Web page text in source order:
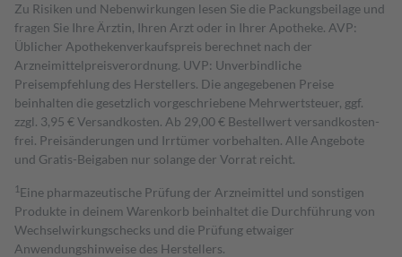
Zu Risiken und Nebenwirkungen lesen Sie die Packungsbeilage und
fragen Sie Ihre Ärztin, Ihren Arzt oder in Ihrer Apotheke. AVP:
Üblicher Apothekenverkaufspreis berechnet nach der
Arzneimittelpreisverordnung. UVP: Unverbindliche
Preisempfehlung des Herstellers. Die angegebenen Preise
beinhalten die gesetzlich vorgeschriebene Mehrwertsteuer, ggf.
zzgl. 3,95 € Versandkosten. Ab 29,00 € Bestell­wert versand­kosten­
frei. Preisänderungen und Irrtümer vorbehalten. Alle Angebote
und Gratis-Beigaben nur solange der Vorrat reicht.
1 Eine pharmazeutische Prüfung der Arzneimittel und sonstigen
Produkte in deinem Warenkorb beinhaltet die Durchführung von
Wechselwirkungschecks und die Prüfung etwaiger
Anwendungshinweise des Herstellers.